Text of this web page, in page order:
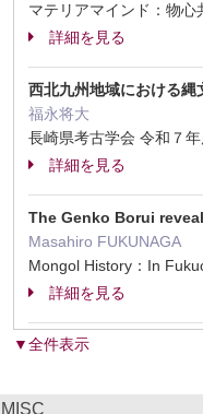
マテリアマインド：物
詳細を見る
西北九州地域における縄
福永将大
長崎県考古学会 令和７
詳細を見る
The Genko Borui
Masahiro FUKUNAGA
Mongol History：In
詳細を見る
▼全件表示
MISC